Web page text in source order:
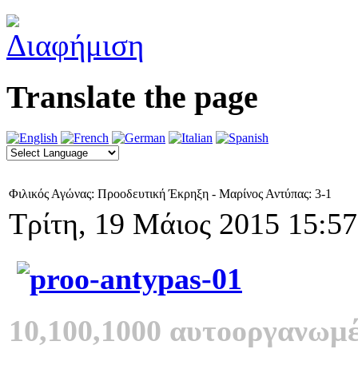
Translate the page
Φιλικός Αγώνας: Προοδευτική Έκρηξη - Μαρίνος Αντύπας: 3-1
Τρίτη, 19 Μάιος 2015 15:57
10,100,1000